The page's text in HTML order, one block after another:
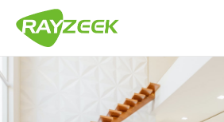
contenu